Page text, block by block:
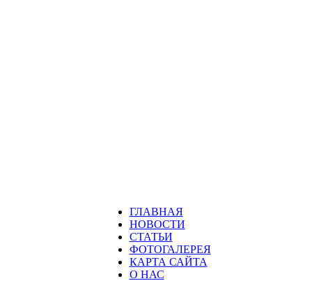
ГЛАВНАЯ
НОВОСТИ
СТАТЬИ
ФОТОГАЛЕРЕЯ
КАРТА САЙТА
О НАС